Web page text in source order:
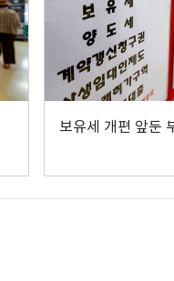
보유세 개편 앞둔